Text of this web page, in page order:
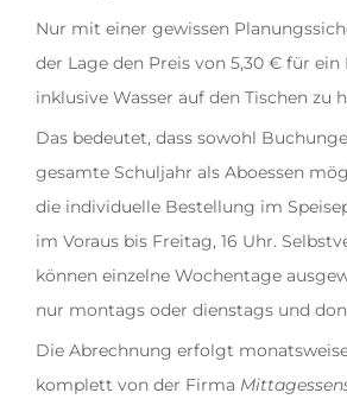
Nur mit einer gewissen
der Lage den Preis von 5,30 € für
inklusive Wasser auf den Tischen zu
Das bedeutet, dass sowohl
gesamte Schuljahr als Aboessen
die individuelle Bestellung im
im Voraus bis Freitag, 16 Uhr.
können einzelne Wochentage
nur montags oder dienstags und
Die Abrechnung erfolgt
komplett von der Firma